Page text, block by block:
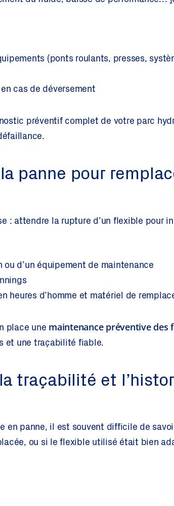
(ponts roulants, presses,
cas de déversement
préventif complet de votre parc
panne pour
: attendre la rupture d’un flexible pour
ou d’un équipement de maintenance
heures d’homme et matériel de
place une maintenance préventive des
et une traçabilité fiable.
traçabilité et
en panne, il est souvent difficile de
ou si le flexible utilisé était bien